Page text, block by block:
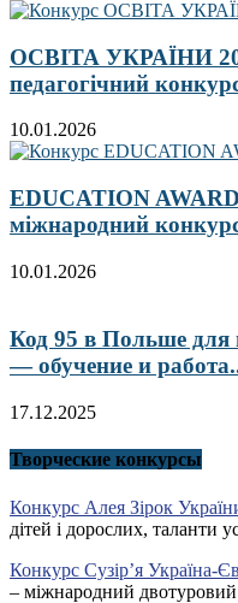
ОСВІТА УКРАЇНИ
педагогічний
10.01.2026
EDUCATION
міжнародний конкурс
10.01.2026
Код 95 в Польше для
— обучение и
17.12.2025
Творческие конкурсы
Конкурс Алея Зірок
дітей і дорослих, таланти
Конкурс Сузір’я Україна-
– міжнародний